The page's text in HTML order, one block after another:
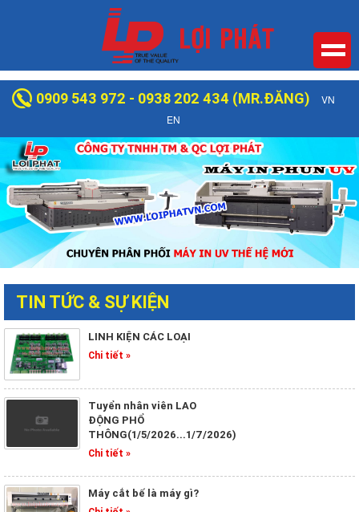
0909 543 972 - 0938 202 434 (MR.ĐĂNG)
VN
EN
TIN TỨC & SỰ KIỆN
LINH KIỆN CÁC LOẠI
Chi tiết »
Tuyển nhân viên LAO
ĐỘNG PHỔ
THÔNG(1/5/2026...1/7/2026)
Chi tiết »
Máy cắt bế là máy gì?